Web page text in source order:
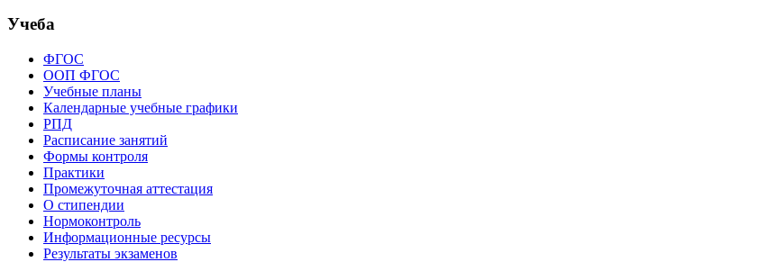
Учеба
ФГОС
ООП ФГОС
Учебные планы
Календарные учебные графики
РПД
Расписание занятий
Формы контроля
Практики
Промежуточная аттестация
О стипендии
Нормоконтроль
Информационные ресурсы
Результаты экзаменов